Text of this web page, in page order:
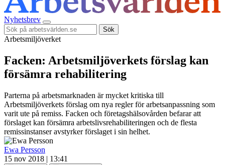
Nyhetsbrev
Sök
Arbetsmiljöverket
Facken: Arbetsmiljöverkets förslag kan
försämra rehabilitering
Parterna på arbetsmarknaden är mycket kritiska till
Arbetsmiljöverkets förslag om nya regler för arbetsanpassning som
varit ute på remiss. Facken och företagshälsovården befarar att
förslaget kan försämra arbetslivsrehabiliteringen och de flesta
remissinstanser avstyrker förslaget i sin helhet.
Ewa Persson
15 nov 2018 | 13:41